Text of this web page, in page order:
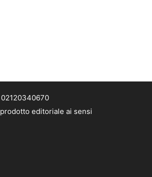
02120340670
editoriale ai sensi